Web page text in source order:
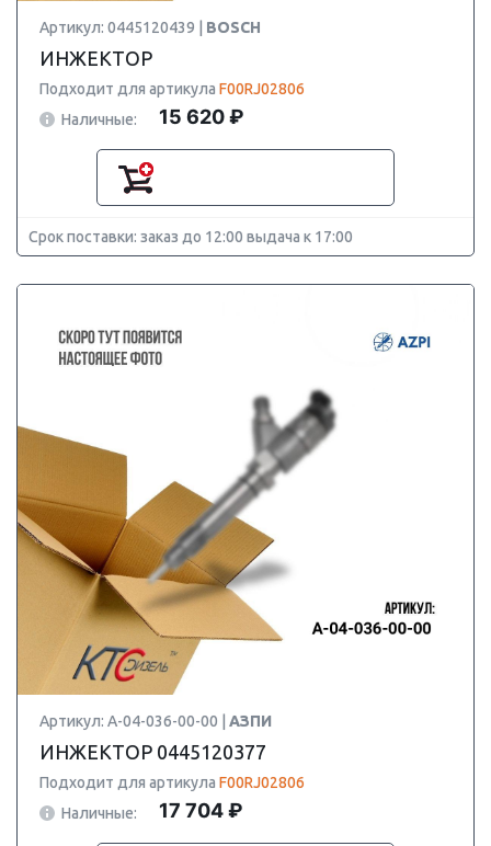
Артикул: 0445120439 | BOSCH
ИНЖЕКТОР
Подходит для артикула F00RJ02806
Наличные:
15 620 ₽
Срок поставки: заказ до 12:00 выдача к 17:00
Артикул: А-04-036-00-00 | АЗПИ
ИНЖЕКТОР 0445120377
Подходит для артикула F00RJ02806
Наличные:
17 704 ₽